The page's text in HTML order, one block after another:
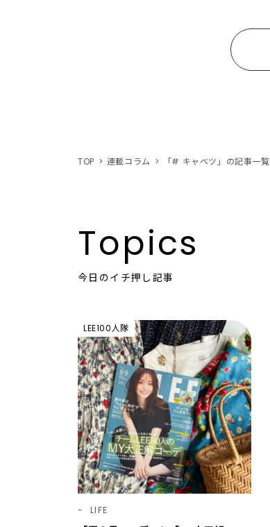
TOP 連載コラム 「# キャベツ」の記事一覧
Topics
今日のイチ押し記事
LEE100人隊
LIFE